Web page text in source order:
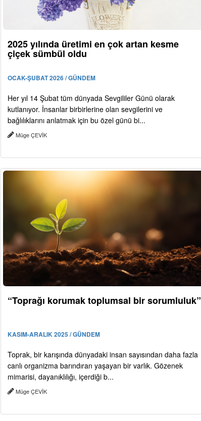
2025 yılında üretimi en çok artan kesme
çiçek sümbül oldu
OCAK-ŞUBAT 2026 / GÜNDEM
Her yıl 14 Şubat tüm dünyada Sevgililer Günü olarak
kutlanıyor. İnsanlar birbirlerine olan sevgilerini ve
bağlılıklarını anlatmak için bu özel günü bi...
Müge ÇEVİK
“Toprağı korumak toplumsal bir sorumluluk”
KASIM-ARALIK 2025 / GÜNDEM
Toprak, bir karışında dünyadaki insan sayısından daha fazla
canlı organizma barındıran yaşayan bir varlık. Gözenek
mimarisi, dayanıklılığı, içerdiği b...
Müge ÇEVİK